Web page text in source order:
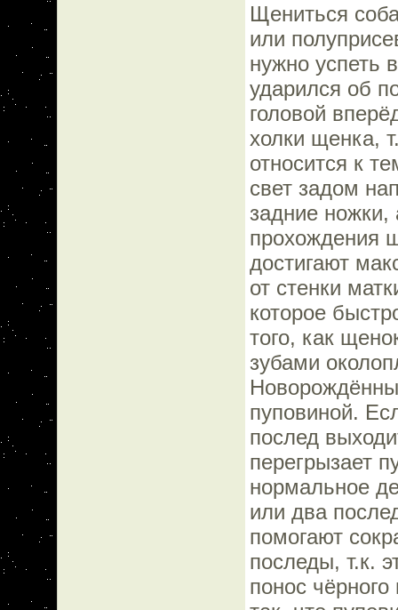
Щениться
или
нужно успеть
ударился об
головой
холки щенка,
относится к
свет задом
задние
прохождения
достигают
от стенки
которое
того, как
зубами
пуповиной.
послед
перегрызает
нормальное
или два
помогают
последы, т.к.
понос